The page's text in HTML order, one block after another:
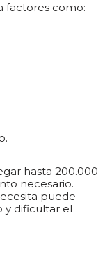
factores como:
hasta 200.000
necesario.
puede
y dificultar el